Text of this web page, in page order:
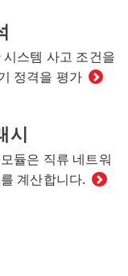
스템 사고 조건을
정격을 평가
시
듈은 직류 네트워
계산합니다.